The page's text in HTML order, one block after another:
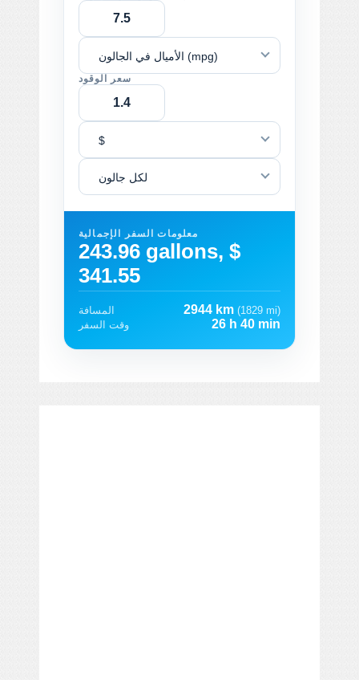
الأميال في الجالون (mpg)
سعر الوقود
$
لكل جالون
معلومات السفر الإجمالية
243.96 gallons, $
341.55
المسافة 2944 km (1829 mi)
وقت السفر
26 h 40 min